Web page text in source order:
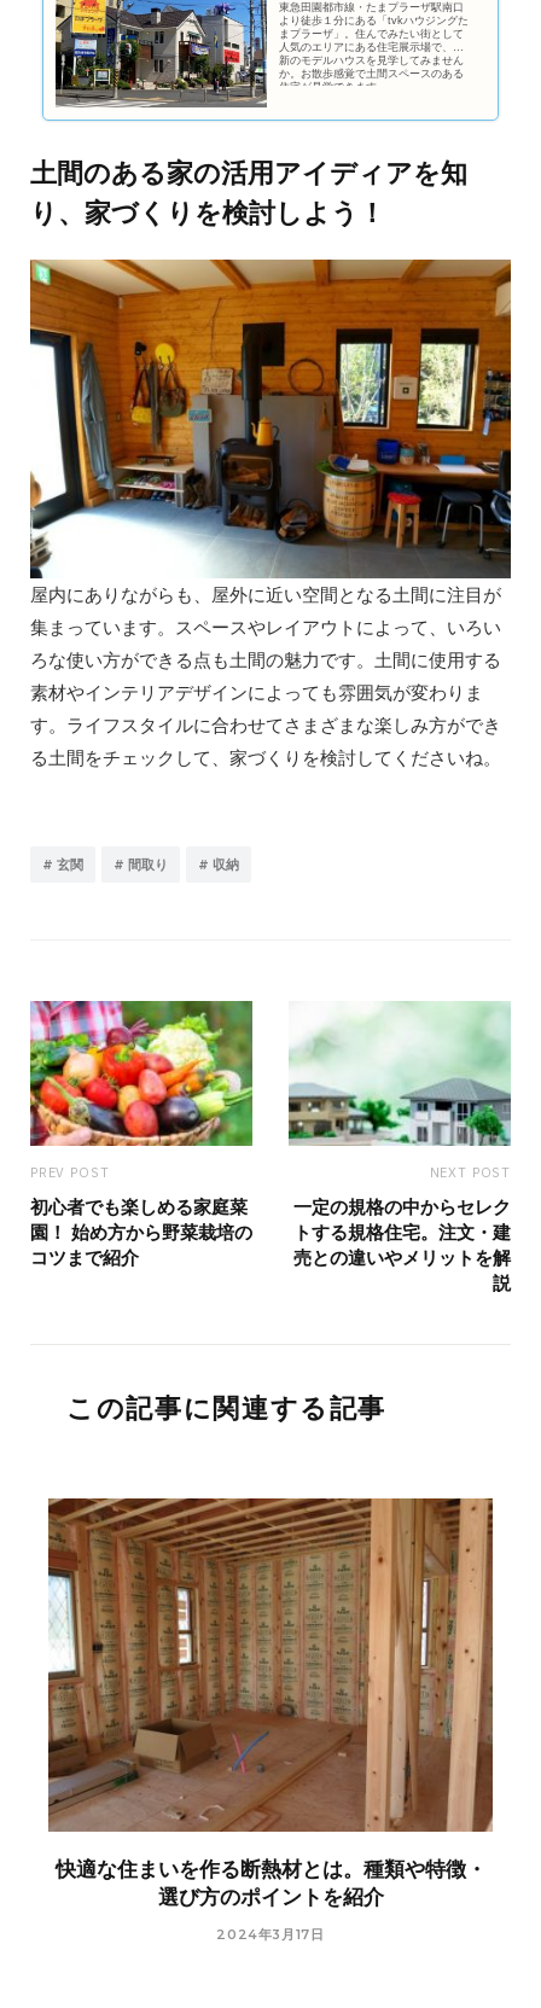
東急田園都市線・たまプラーザ駅南口
より徒歩１分にある「tvkハウジングた
まプラーザ」。住んでみたい街として
人気のエリアにある住宅展示場で、最
新のモデルハウスを見学してみません
か。お散歩感覚で土間スペースのある
住宅が見学できます。
土間のある家の活用アイディアを知
り、家づくりを検討しよう！
屋内にありながらも、屋外に近い空間となる土間に注目が
集まっています。スペースやレイアウトによって、いろい
ろな使い方ができる点も土間の魅力です。土間に使用する
素材やインテリアデザインによっても雰囲気が変わりま
す。ライフスタイルに合わせてさまざまな楽しみ方ができ
る土間をチェックして、家づくりを検討してくださいね。
# 玄関 # 間取り # 収納
PREV POST
初心者でも楽しめる家庭菜
園！ 始め方から野菜栽培の
コツまで紹介
NEXT POST
一定の規格の中からセレク
トする規格住宅。注文・建
売との違いやメリットを解
説
この記事に関連する記事
快適な住まいを作る断熱材とは。種類や特徴・
選び方のポイントを紹介
2024年3月17日